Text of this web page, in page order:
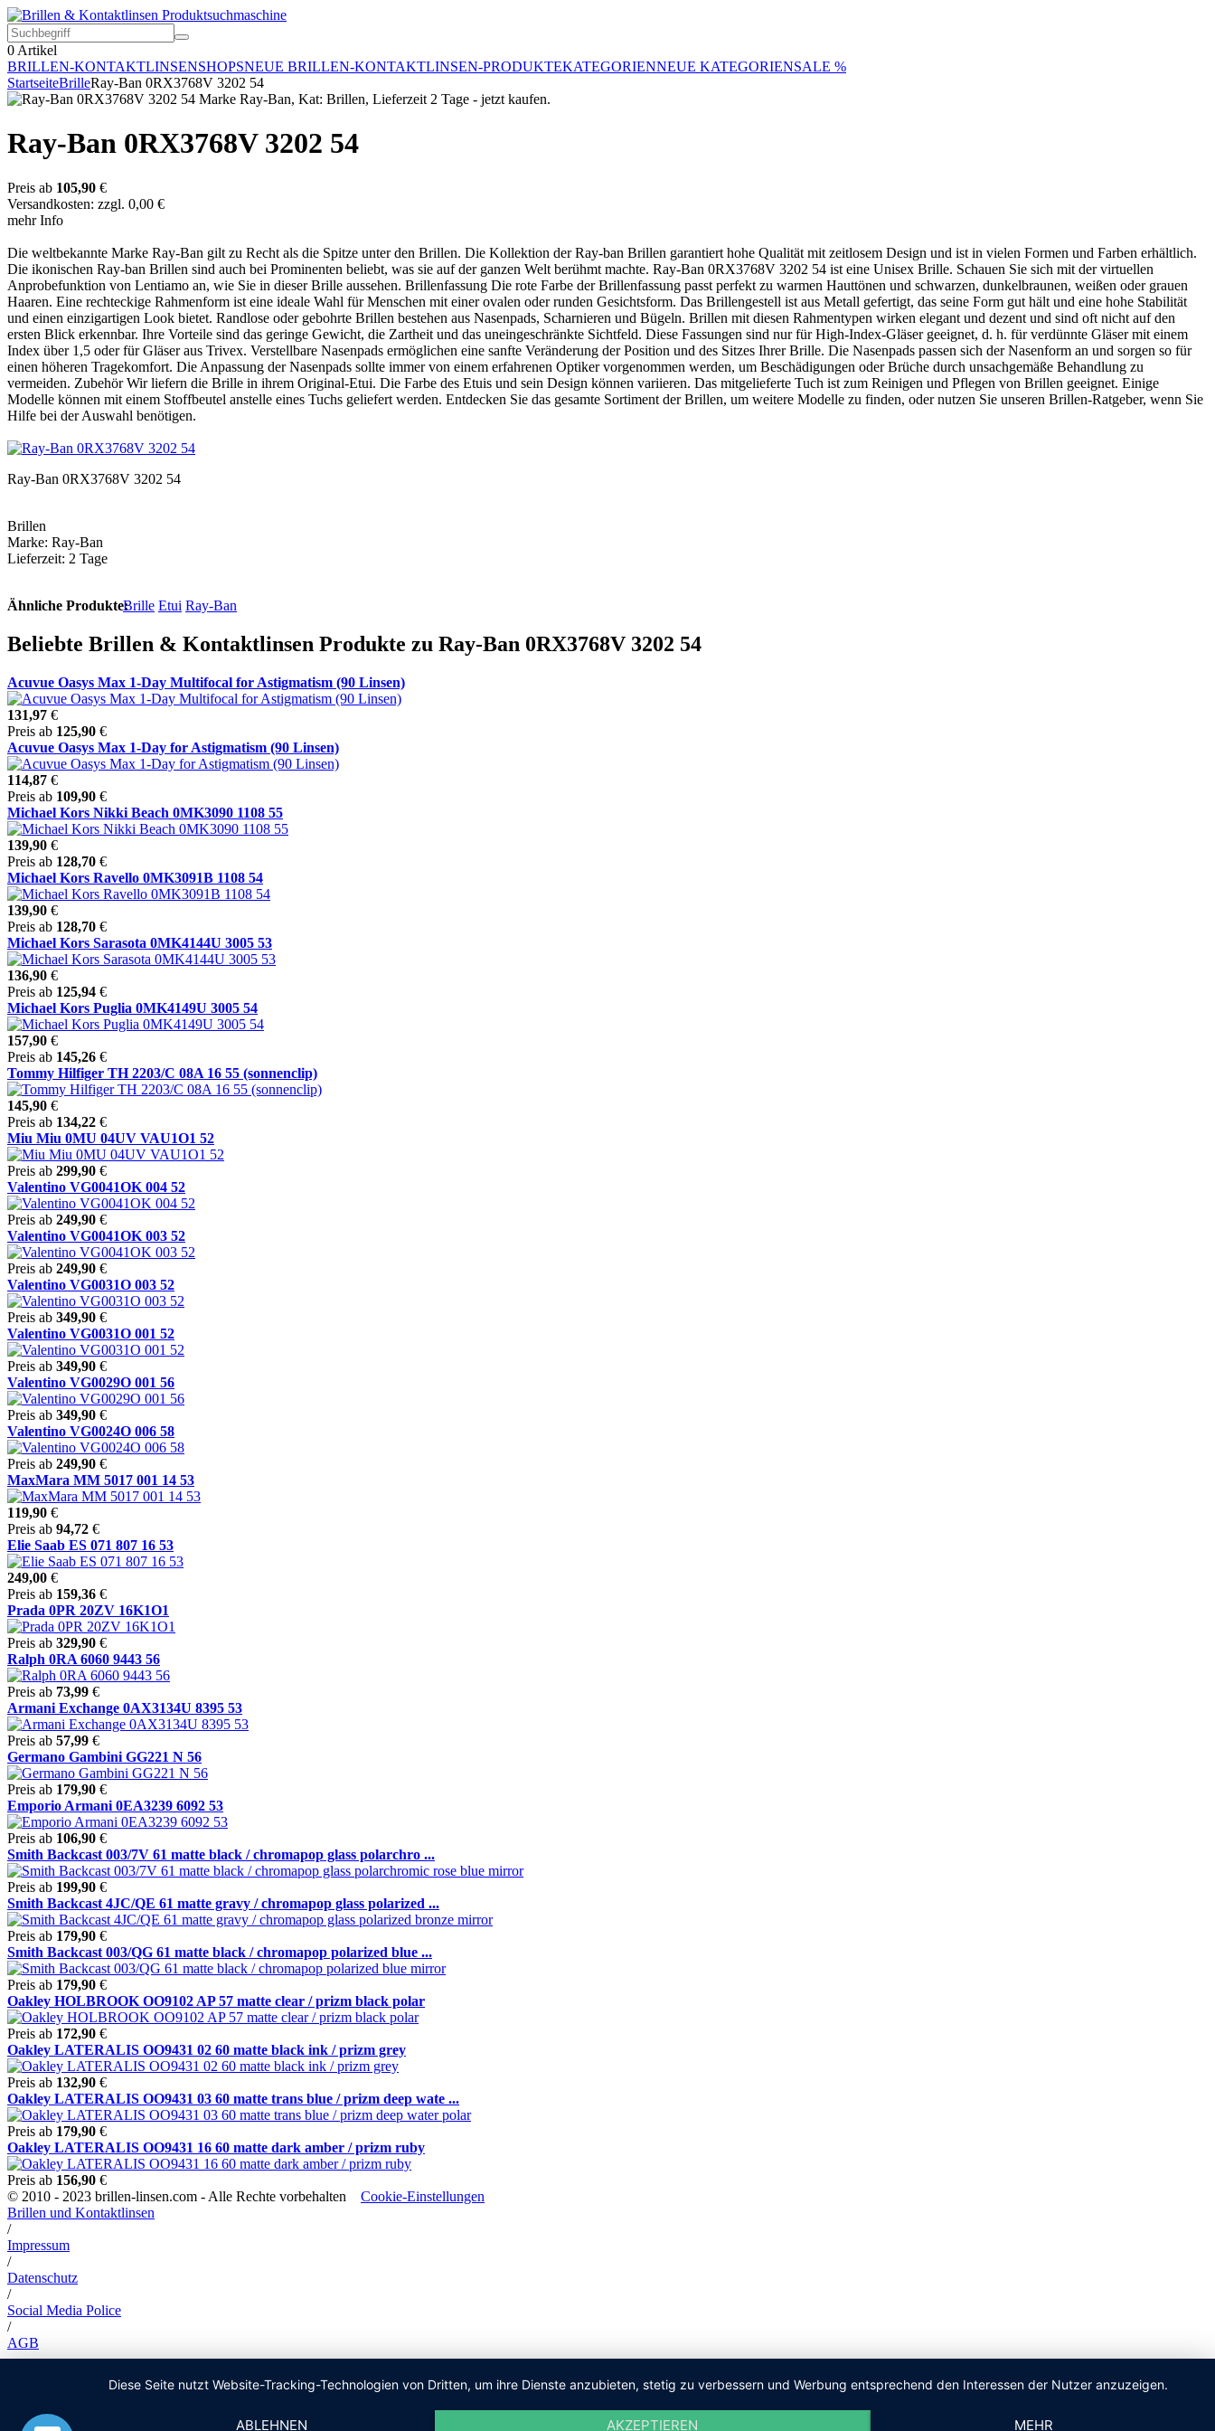
0 Artikel
BRILLEN-KONTAKTLINSENSHOPSNEUE BRILLEN-KONTAKTLINSEN-PRODUKTEKATEGORIENNEUE KATEGORIENSALE %
StartseiteBrilleRay-Ban 0RX3768V 3202 54
Ray-Ban 0RX3768V 3202 54
Preis ab 105,90 €
Versandkosten: zzgl. 0,00 €
mehr Info
Die weltbekannte Marke Ray-Ban gilt zu Recht als die Spitze unter den Brillen. Die Kollektion der Ray-ban Brillen garantiert hohe Qualität mit zeitlosem Design und ist in vielen Formen und Farben erhältlich.
Die ikonischen Ray-ban Brillen sind auch bei Prominenten beliebt, was sie auf der ganzen Welt berühmt machte. Ray-Ban 0RX3768V 3202 54 ist eine Unisex Brille. Schauen Sie sich mit der virtuellen
Anprobefunktion von Lentiamo an, wie Sie in dieser Brille aussehen. Brillenfassung Die rote Farbe der Brillenfassung passt perfekt zu warmen Hauttönen und schwarzen, dunkelbraunen, weißen oder grauen
Haaren. Eine rechteckige Rahmenform ist eine ideale Wahl für Menschen mit einer ovalen oder runden Gesichtsform. Das Brillengestell ist aus Metall gefertigt, das seine Form gut hält und eine hohe Stabilität
und einen einzigartigen Look bietet. Randlose oder gebohrte Brillen bestehen aus Nasenpads, Scharnieren und Bügeln. Brillen mit diesen Rahmentypen wirken elegant und dezent und sind oft nicht auf den
ersten Blick erkennbar. Ihre Vorteile sind das geringe Gewicht, die Zartheit und das uneingeschränkte Sichtfeld. Diese Fassungen sind nur für High-Index-Gläser geeignet, d. h. für verdünnte Gläser mit einem
Index über 1,5 oder für Gläser aus Trivex. Verstellbare Nasenpads ermöglichen eine sanfte Veränderung der Position und des Sitzes Ihrer Brille. Die Nasenpads passen sich der Nasenform an und sorgen so für
einen höheren Tragekomfort. Die Anpassung der Nasenpads sollte immer von einem erfahrenen Optiker vorgenommen werden, um Beschädigungen oder Brüche durch unsachgemäße Behandlung zu
vermeiden. Zubehör Wir liefern die Brille in ihrem Original-Etui. Die Farbe des Etuis und sein Design können variieren. Das mitgelieferte Tuch ist zum Reinigen und Pflegen von Brillen geeignet. Einige
Modelle können mit einem Stoffbeutel anstelle eines Tuchs geliefert werden. Entdecken Sie das gesamte Sortiment der Brillen, um weitere Modelle zu finden, oder nutzen Sie unseren Brillen-Ratgeber, wenn Sie
Hilfe bei der Auswahl benötigen.
Ray-Ban 0RX3768V 3202 54
Brillen
Marke: Ray-Ban
Lieferzeit: 2 Tage
Ähnliche Produkte:Brille Etui Ray-Ban
Beliebte Brillen & Kontaktlinsen Produkte zu Ray-Ban 0RX3768V 3202 54
Acuvue Oasys Max 1-Day Multifocal for Astigmatism (90 Linsen)
131,97 €
Preis ab 125,90 €
Acuvue Oasys Max 1-Day for Astigmatism (90 Linsen)
114,87 €
Preis ab 109,90 €
Michael Kors Nikki Beach 0MK3090 1108 55
139,90 €
Preis ab 128,70 €
Michael Kors Ravello 0MK3091B 1108 54
139,90 €
Preis ab 128,70 €
Michael Kors Sarasota 0MK4144U 3005 53
136,90 €
Preis ab 125,94 €
Michael Kors Puglia 0MK4149U 3005 54
157,90 €
Preis ab 145,26 €
Tommy Hilfiger TH 2203/C 08A 16 55 (sonnenclip)
145,90 €
Preis ab 134,22 €
Miu Miu 0MU 04UV VAU1O1 52
Preis ab 299,90 €
Valentino VG0041OK 004 52
Preis ab 249,90 €
Valentino VG0041OK 003 52
Preis ab 249,90 €
Valentino VG0031O 003 52
Preis ab 349,90 €
Valentino VG0031O 001 52
Preis ab 349,90 €
Valentino VG0029O 001 56
Preis ab 349,90 €
Valentino VG0024O 006 58
Preis ab 249,90 €
MaxMara MM 5017 001 14 53
119,90 €
Preis ab 94,72 €
Elie Saab ES 071 807 16 53
249,00 €
Preis ab 159,36 €
Prada 0PR 20ZV 16K1O1
Preis ab 329,90 €
Ralph 0RA 6060 9443 56
Preis ab 73,99 €
Armani Exchange 0AX3134U 8395 53
Preis ab 57,99 €
Germano Gambini GG221 N 56
Preis ab 179,90 €
Emporio Armani 0EA3239 6092 53
Preis ab 106,90 €
Smith Backcast 003/7V 61 matte black / chromapop glass polarchro ...
Preis ab 199,90 €
Smith Backcast 4JC/QE 61 matte gravy / chromapop glass polarized ...
Preis ab 179,90 €
Smith Backcast 003/QG 61 matte black / chromapop polarized blue ...
Preis ab 179,90 €
Oakley HOLBROOK OO9102 AP 57 matte clear / prizm black polar
Preis ab 172,90 €
Oakley LATERALIS OO9431 02 60 matte black ink / prizm grey
Preis ab 132,90 €
Oakley LATERALIS OO9431 03 60 matte trans blue / prizm deep wate ...
Preis ab 179,90 €
Oakley LATERALIS OO9431 16 60 matte dark amber / prizm ruby
Preis ab 156,90 €
© 2010 - 2023 brillen-linsen.com - Alle Rechte vorbehalten Cookie-Einstellungen
Brillen und Kontaktlinsen
/
Impressum
/
Datenschutz
/
Social Media Police
/
AGB
Diese Seite nutzt Website-Tracking-Technologien von Dritten, um ihre Dienste anzubieten, stetig zu verbessern und Werbung entsprechend den Interessen der Nutzer anzuzeigen.
ABLEHNEN AKZEPTIEREN MEHR